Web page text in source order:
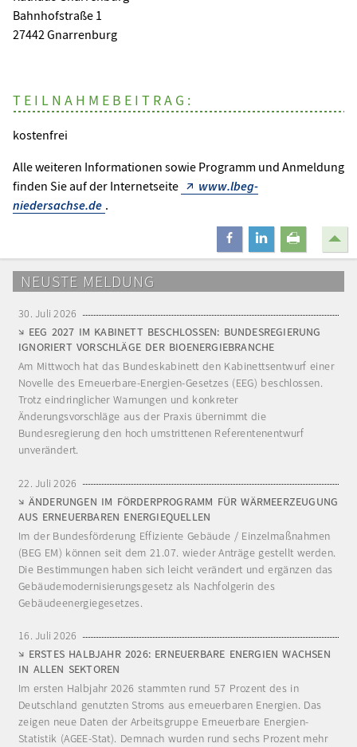
Bahnhofstraße 1
27442 Gnarrenburg
TEILNAHMEBEITRAG:
kostenfrei
Alle weiteren Informationen sowie Programm und Anmeldung
finden Sie auf der Internetseite
www.lbeg-
niedersachse.de .
teilen mitteilendrucken
NEUSTE MELDUNG
30. Juli 2026
EEG 2027 IM KABINETT BESCHLOSSEN: BUNDESREGIERUNG
IGNORIERT VORSCHLÄGE DER BIOENERGIEBRANCHE
Am Mittwoch hat das Bundeskabinett den Kabinettsentwurf einer
Novelle des Erneuerbare-Energien-Gesetzes (EEG) beschlossen.
Trotz eindringlicher Warnungen und konkreter
Änderungsvorschläge aus der Praxis übernimmt die
Bundesregierung den hoch umstrittenen Referentenentwurf
unverändert.
22. Juli 2026
ÄNDERUNGEN IM FÖRDERPROGRAMM FÜR WÄRMEERZEUGUNG
AUS ERNEUERBAREN ENERGIEQUELLEN
Im der Bundesförderung Effiziente Gebäude / Einzelmaßnahmen
(BEG EM) können seit dem 21.07. wieder Anträge gestellt werden.
Die Bestimmungen haben sich leicht verändert und ergänzen das
Gebäudemodernisierungsgesetz als Nachfolgerin des
Gebäudeenergiegesetzes.
16. Juli 2026
ERSTES HALBJAHR 2026: ERNEUERBARE ENERGIEN WACHSEN
IN ALLEN SEKTOREN
Im ersten Halbjahr 2026 stammten rund 57 Prozent des in
Deutschland genutzten Stroms aus erneuerbaren Energien. Das
zeigen neue Daten der Arbeitsgruppe Erneuerbare Energien-
Statistik (AGEE-Stat). Demnach wurden rund sechs Prozent mehr